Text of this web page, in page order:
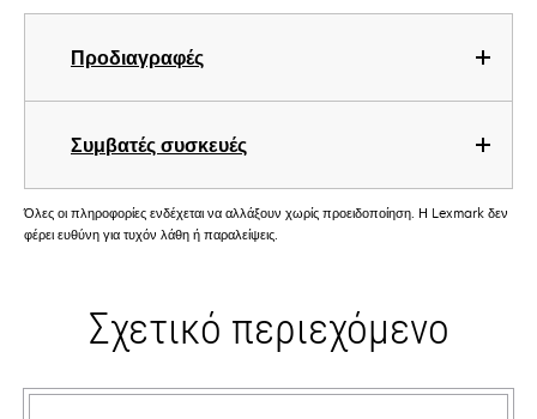
Προδιαγραφές
Συμβατές συσκευές
Όλες οι πληροφορίες ενδέχεται να αλλάξουν χωρίς προειδοποίηση. Η Lexmark δεν
φέρει ευθύνη για τυχόν λάθη ή παραλείψεις.
Σχετικό περιεχόμενο